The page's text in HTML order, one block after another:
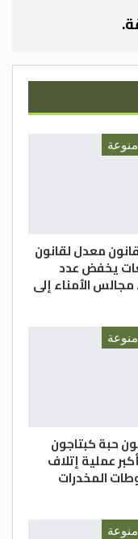
منوعة
معدل لقانون
يخفض عدد
الأمناء إلى
منوعة
حبة كبتاجون
عملية إتلاف
المخدرات
منوعة